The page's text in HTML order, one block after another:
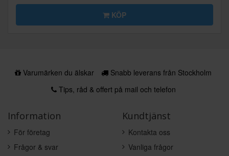
KÖP
Varumärken du älskar
Snabb leverans från Stockholm
Tips, råd & offert på mail och telefon
Information
För företag
Frågor & svar
Kundtjänst
Kontakta oss
Vanliga frågor